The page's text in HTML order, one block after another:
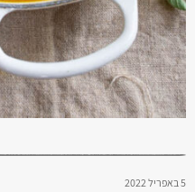
5 באפריל 2022